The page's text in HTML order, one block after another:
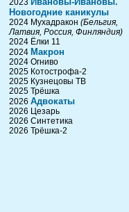
2023
Новогодние каникулы
2024 Мухадракон (Бельгия,
Латвия, Россия, Финляндия)
2024 Ёлки 11
2024 Макрон
2024 Огниво
2025 Котострофа-2
2025 Кузнецовы ТВ
2025 Трёшка
2026 Адвокаты
2026 Цезарь
2026 Синтетика
2026 Трёшка-2